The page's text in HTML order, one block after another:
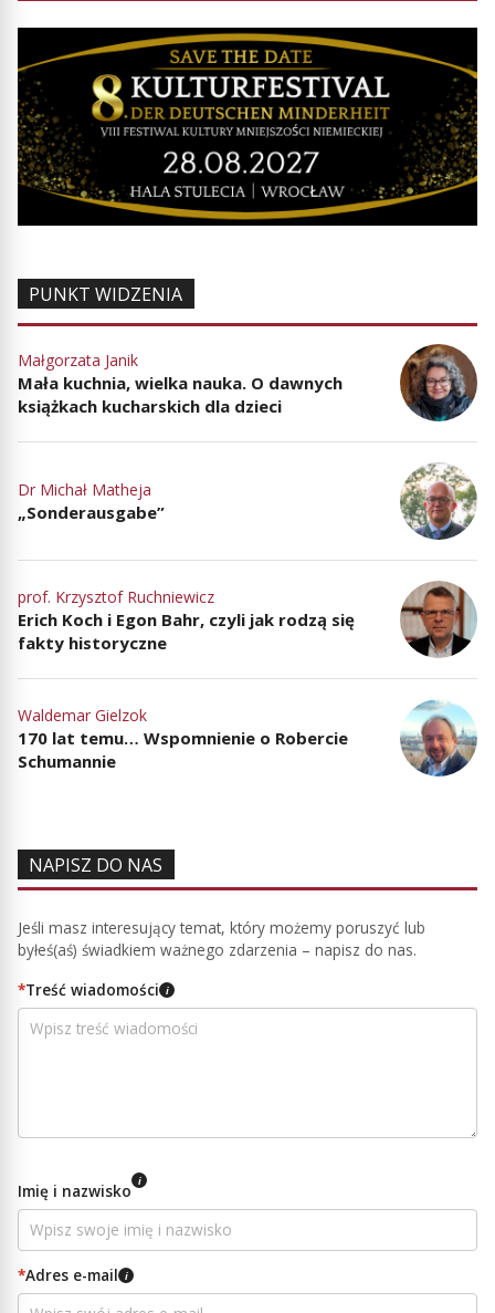
PUNKT WIDZENIA
Małgorzata Janik
Mała kuchnia, wielka nauka. O dawnych
książkach kucharskich dla dzieci
Dr Michał Matheja
„Sonderausgabe”
prof. Krzysztof Ruchniewicz
Erich Koch i Egon Bahr, czyli jak rodzą się
fakty historyczne
Waldemar Gielzok
170 lat temu… Wspomnienie o Robercie
Schumannie
NAPISZ DO NAS
Jeśli masz interesujący temat, który możemy poruszyć lub
byłeś(aś) świadkiem ważnego zdarzenia – napisz do nas.
*Treść wiadomości i
Imię i nazwisko i
*Adres e-mail i